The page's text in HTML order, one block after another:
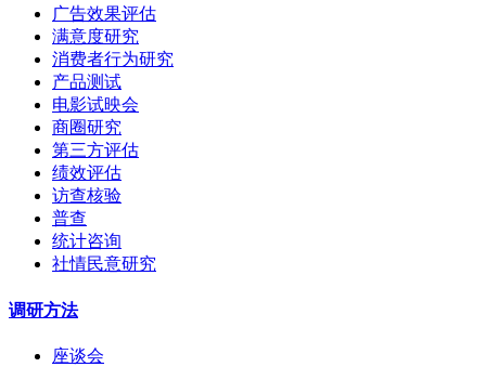
广告效果评估
满意度研究
消费者行为研究
产品测试
电影试映会
商圈研究
第三方评估
绩效评估
访查核验
普查
统计咨询
社情民意研究
调研方法
座谈会